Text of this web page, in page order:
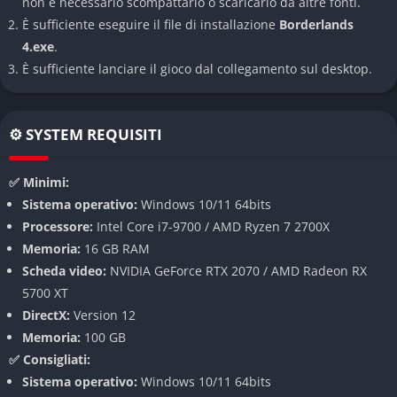
Espansione interplanetaria
Borderlands 4 porta i giocatori oltre i confini conosciuti di
che rendono il viaggio imprevedibile.
Sistema di combattimento evoluto
Il combattimento non si limita a nuove armi, ma introduce
meccaniche avanzate come abilità sinergiche, utilizzo dinamico
degli scenari e nuove forme di potenziamenti che modificano
radicalmente l’approccio agli scontri.
Loot infinito e personalizzazione estrema
varietà, con combinazioni assurde che permettono di creare
arsenali mai visti prima. Oltre a ciò, i Cacciatori della Cripta
È sufficiente eseguire il file di installazione Borderlands
4.exe.
È sufficiente lanciare il gioco dal collegamento sul desktop.
⚙️ SYSTEM REQUISITI
✅ Minimi:
Sistema operativo: Windows 10/11 64bits
Processore: Intel Core i7-9700 / AMD Ryzen 7 2700X
Memoria: 16 GB RAM
Scheda video: NVIDIA GeForce RTX 2070 / AMD Radeon RX
5700 XT
DirectX: Version 12
Memoria: 100 GB
✅ Consigliati:
Sistema operativo: Windows 10/11 64bits